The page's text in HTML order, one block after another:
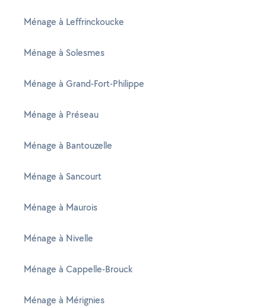
Ménage à Leffrinckoucke
Ménage à Solesmes
Ménage à Grand-Fort-Philippe
Ménage à Préseau
Ménage à Bantouzelle
Ménage à Sancourt
Ménage à Maurois
Ménage à Nivelle
Ménage à Cappelle-Brouck
Ménage à Mérignies